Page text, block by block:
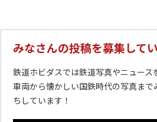
みなさんの投稿を募集して
鉄道ホビダスでは鉄道写真やニュース
車両から懐かしい国鉄時代の写真ま
ちしています！